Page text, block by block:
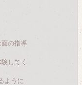
の指導
してく
ように